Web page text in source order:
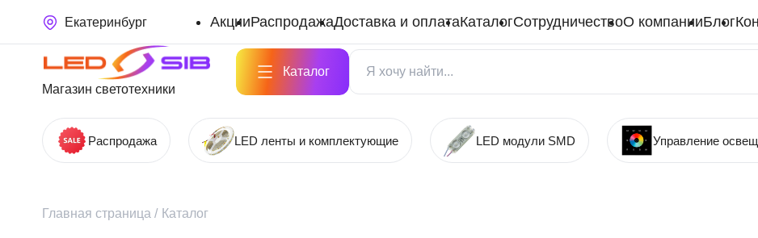
Екатеринбург АкцииРаспродажаДоставка и оплатаКаталогСотрудничествоО компанииБлог
Магазин светотехники
Каталог
Распродажа LED ленты и комплектующие LED модули SMD Управление
Главная страница / Каталог